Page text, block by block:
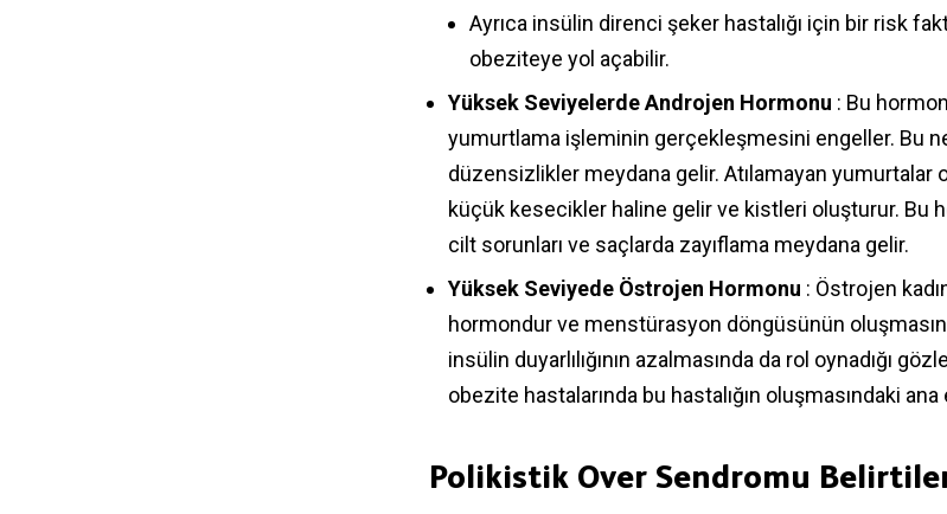
Ayrıca insülin direnci şeker hastalığı için bir risk
obeziteye yol açabilir.
Yüksek Seviyelerde Androjen Hormonu : Bu
yumurtlama işleminin gerçekleşmesini engeller. Bu
düzensizlikler meydana gelir. Atılamayan yumurtalar
küçük kesecikler haline gelir ve kistleri oluşturur. Bu
cilt sorunları ve saçlarda zayıflama meydana gelir.
Yüksek Seviyede Östrojen Hormonu : Östrojen
hormondur ve menstürasyon döngüsünün
insülin duyarlılığının azalmasında da rol oynadığı
obezite hastalarında bu hastalığın oluşmasındaki
Polikistik Over Sendromu